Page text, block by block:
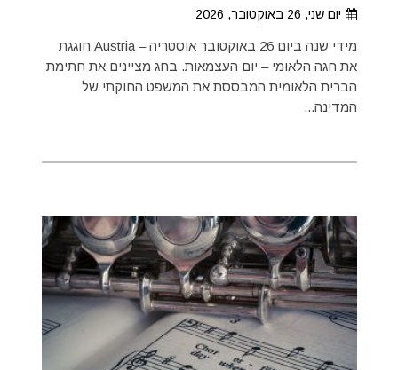
יום שני, 26 באוקטובר, 2026
מידי שנה ביום 26 באוקטובר אוסטריה – Austria חוגגת
את חגה הלאומי – יום העצמאות. בחג מציינים את חתימת
הברית הלאומית המבססת את המשפט החוקתי של
המדינה...